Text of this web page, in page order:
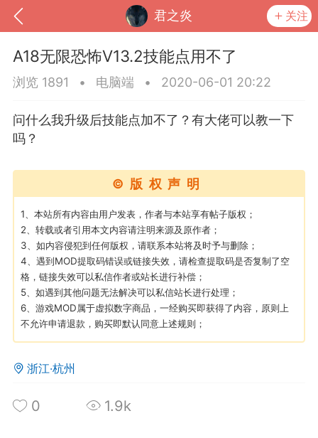
君之炎 关注
我的钱包 道具 排行榜
MOD下载 攻略教程 联机招募
02-10 15:45
卖挂
禁止发布联机可用的作弊模组，
A18无限恐怖V13.2技能点用不了
浏览 1891 • 电脑端 • 2020-06-01 20:22
问什么我升级后技能点加不了？有大佬可以教一下
吗？
©版权声明
1、本站所有内容由用户发表，作者与本站享有帖子版权；
2、转载或者引用本文内容请注明来源及原作者；
3、如内容侵犯到任何版权，请联系本站将及时予与删除；
4、遇到MOD提取码错误或链接失效，请检查提取码是否复制了空
格，链接失效可以私信作者或站长进行补偿；
5、如遇到其他问题无法解决可以私信站长进行处理；
6、游戏MOD属于虚拟数字商品，一经购买即获得了内容，原则上
不允许申请退款，购买即默认同意上述规则；
浙江·杭州
0 1.9k